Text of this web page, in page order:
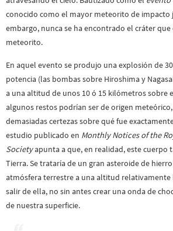
conocido como el mayor meteorito de impacto
embargo, nunca se ha encontrado el cráter
meteorito.
En aquel evento se produjo una explosión de
potencia (las bombas sobre Hiroshima y
a una altitud de unos 10 ó 15 kilómetros sobre
algunos restos podrían ser de origen
demasiadas certezas sobre qué fue
estudio publicado en Monthly Notices of the
Societyapunta a que, en realidad, este cuerpo
Tierra. Se trataría de un gran asteroide de
atmósfera terrestre a una altitud relativamente
salir de ella, no sin antes crear una onda de
de nuestra superficie.